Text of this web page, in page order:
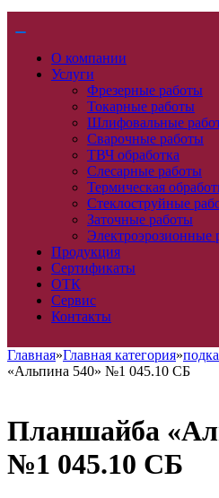
О компании
Услуги
Фрезерные работы
Токарные работы
Шлифовальные
Сварочные работы
ТВЧ обработка
Слесарные работы
Термическая
Стеклоструйные
Заточные работы
Электроэрозионные
Продукция
Сертификаты
ОТК
Сервис
Контакты
Главная»Главная категория»
«Альпина 540» №1 045.10 СБ
Планшайба
№1 045.10 СБ